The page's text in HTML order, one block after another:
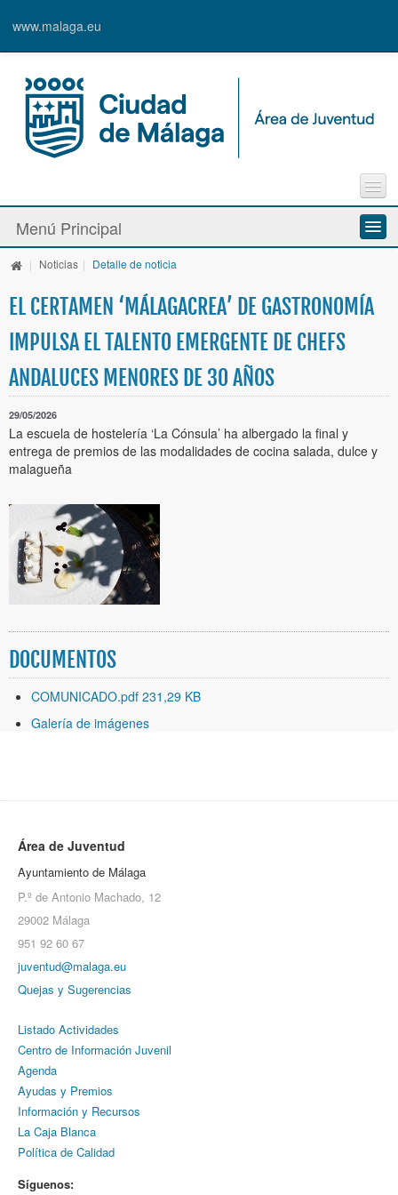
www.malaga.eu
Agenda
Contacto
Inscripción en Actividades y Cursos
Alta de Usuari@
Menú Principal
Información y Recursos
Actividades y Programas
La Caja Blanca
Ayudas y Premios
| Noticias | Detalle de noticia
EL CERTAMEN ‘MÁLAGACREA’ DE GASTRONOMÍA
IMPULSA EL TALENTO EMERGENTE DE CHEFS
ANDALUCES MENORES DE 30 AÑOS
29/05/2026
La escuela de hostelería ‘La Cónsula’ ha albergado la final y
entrega de premios de las modalidades de cocina salada, dulce y
malagueña
DOCUMENTOS
COMUNICADO.pdf 231,29 KB
Galería de imágenes
Área de Juventud
Ayuntamiento de Málaga
P.º de Antonio Machado, 12
29002 Málaga
951 92 60 67
juventud@malaga.eu
Quejas y Sugerencias
Listado Actividades
Centro de Información Juvenil
Agenda
Ayudas y Premios
Información y Recursos
La Caja Blanca
Política de Calidad
Síguenos: